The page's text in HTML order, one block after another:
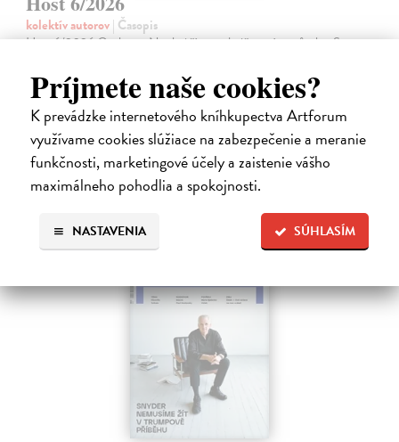
Príjmete naše cookies?
K prevádzke internetového kníhkupectva Artforum
využívame cookies slúžiace na zabezpečenie a meranie
funkčnosti, marketingové účely a zaistenie vášho
maximálneho pohodlia a spokojnosti.
SÚHLASÍM
NASTAVENIA
kolektív autorov| Časopis
Host 6/2026 Osobnost Nechci žít v podmiňovacím způsobu. S
literárních reportážích a vyrůstání ve Stříbře Kontexty Jan Němec:
Ministerstvo…
Zasielame do 12 dní
5,61 €
5,90 € ?